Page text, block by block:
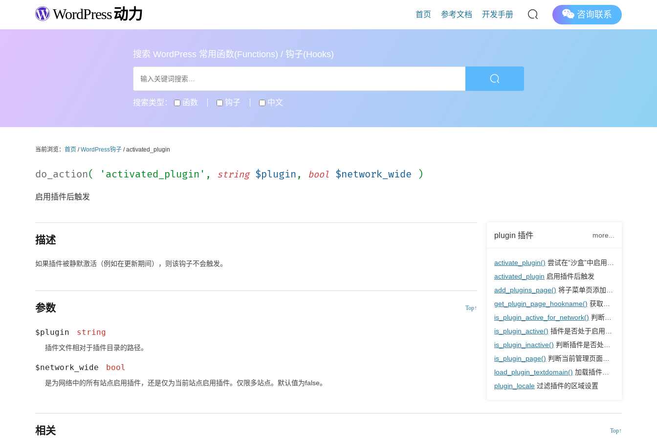
WordPress动力 首页 参考文档 开发手册 咨询联系
搜索 WordPress 常用函数(Functions) / 钩子(Hooks)
搜索类型： 函数 钩子 中文
当前浏览： 首页 /WordPress钩子 / activated_plugin
do_action( 'activated_plugin', string $plugin , bool $network_wide )
启用插件后触发
plugin 插件 more...
activate_plugin() 尝试在“沙盒”中启用插件，并在成功后重定向
activated_plugin 启用插件后触发
add_plugins_page() 将子菜单页添加到插件主菜单
get_plugin_page_hookname() 获取插件的管理页的钩子名称
is_plugin_active_for_network() 判断插件是否在整个网络中处于启用状态
is_plugin_active() 插件是否处于启用状态
is_plugin_inactive() 判断插件是否处于非启用状态
is_plugin_page() 判断当前管理页面是否由插件生成
load_plugin_textdomain() 加载插件的翻译字符串
plugin_locale 过滤插件的区域设置
描述
如果插件被静默激活（例如在更新期间），则该钩子不会触发。
参数 Top↑
$plugin string
插件文件相对于插件目录的路径。
$network_wide bool
是为网络中的所有站点启用插件，还是仅为当前站点启用插件。仅限多站点。默认值为false。
相关 Top↑